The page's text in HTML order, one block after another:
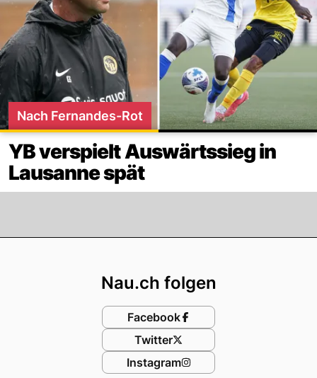
Nach Fernandes-Rot
YB verspielt Auswärtssieg in
Lausanne spät
Nau.ch folgen
Facebook
Twitter
Instagram